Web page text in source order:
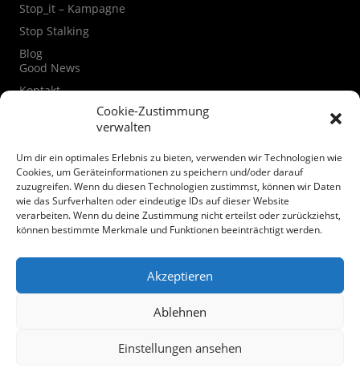
Cookie-Zustimmung
verwalten
Um dir ein optimales Erlebnis zu bieten, verwenden wir Technologien wie
Cookies, um Geräteinformationen zu speichern und/oder darauf
zuzugreifen. Wenn du diesen Technologien zustimmst, können wir Daten
wie das Surfverhalten oder eindeutige IDs auf dieser Website
verarbeiten. Wenn du deine Zustimmung nicht erteilst oder zurückziehst,
können bestimmte Merkmale und Funktionen beeinträchtigt werden.
Akzeptieren
Ablehnen
Einstellungen ansehen
Stop_it – Kampagne
Stop Stalking
Blog
Good News
Kontakt
Kontaktformular
Datenschutzerklärung
Cookie-Richtlinie (EU)
Spenden